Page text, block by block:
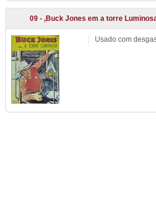
09 - ,Buck Jones em a torre
Usado com